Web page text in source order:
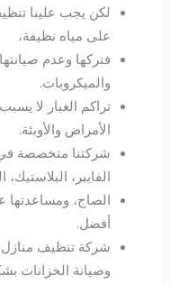
لكن يجب علينا
على مياه نظيفة،
فتركها وعدم
والميكروبات.
تراكم الغبار لا
الأمراض والأوبئة.
شركتنا متخصصة في
الفايبر، البلاستيك،
الصاج،
أفضل.
شركة تنظيف منازل
وصيانة الخزانات